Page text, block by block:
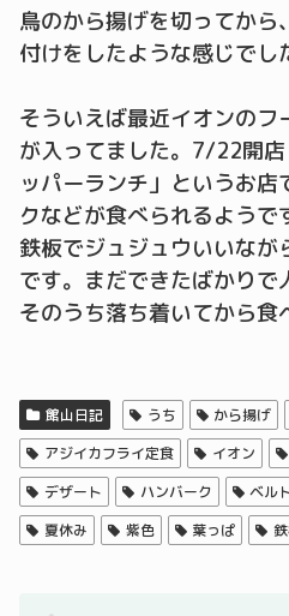
鳥のから揚げを切ってから
付けをしたような感じでし
そういえば最近イオンのフ
が入ってました。7/22開
ッパーランチ」というお
クなどが食べられるようで
鉄板でジュジュウいいなが
です。まだできたばかりで
そのうち落ち着いてから食
館山日記 うち から揚げ
アジイカフライ定食
イオン
デザート
ハンバーク ベル
夏休み
紫色 葉っぱ